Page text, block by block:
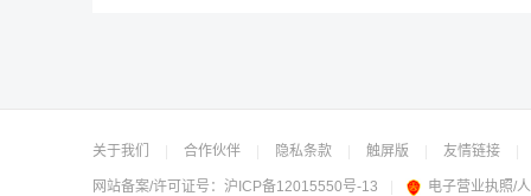
关于我们 合作伙伴 隐私条款 触屏版 友情链接
网站备案/许可证号： 沪ICP备12015550号-13 电子营业执照/